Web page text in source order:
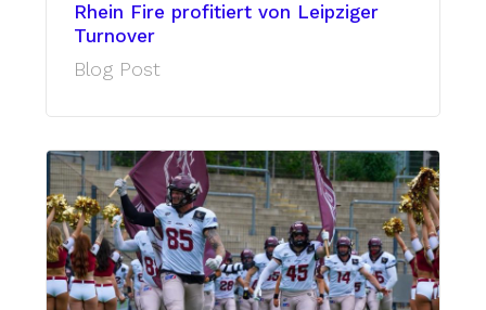
Rhein Fire profitiert von Leipziger
Turnover
Blog Post